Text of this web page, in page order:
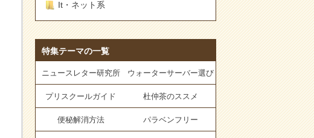
It・ネット系
特集テーマの一覧
ニュースレター研究所 ウォーターサーバー選び
プリスクールガイド 杜仲茶のススメ
便秘解消方法 パラベンフリー